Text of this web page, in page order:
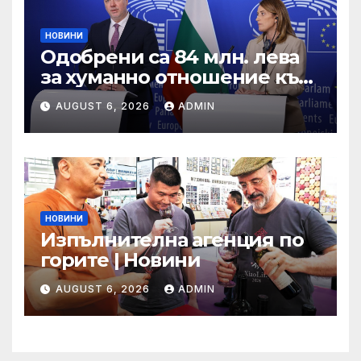
НОВИНИ
Одобрени са 84 млн. лева
за хуманно отношение към
свине и птици
AUGUST 6, 2026 ADMIN
НОВИНИ
Изпълнителна агенция по
горите | Новини
AUGUST 6, 2026 ADMIN